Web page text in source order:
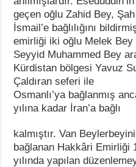
geçen oğlu Zahid Bey, Şah
İsmail’e bağlılığını
emirliği iki oğlu Melek Bey
Seyyid Muhammed Bey
Kürdistan bölgesi Yavuz
Çaldıran seferi ile
Osmanlı’ya bağlanmış
yılına kadar İran’a bağlı
kalmıştır. Van
bağlanan Hakkâri Emirliği
yılında yapılan